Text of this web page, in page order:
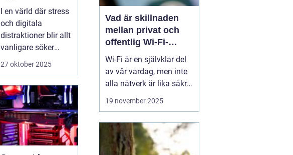
övervakar och
stärker
välmående
I en värld där stress
och digitala
distraktioner blir allt
vanligare söker
mång...
27 oktober 2025
Vad är skillnaden
mellan privat och
offentlig Wi-Fi-
säkerhet?
Wi-Fi är en självklar del
av vår vardag, men inte
alla nätverk är lika säkra.
Privata nätverk hemma
över vilka som får
ansluta, medan
19 november 2025